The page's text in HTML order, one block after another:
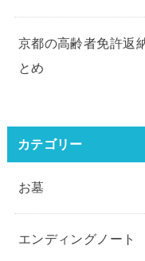
京都の高齢者免許返
とめ
カテゴリー
お墓
エンディングノート